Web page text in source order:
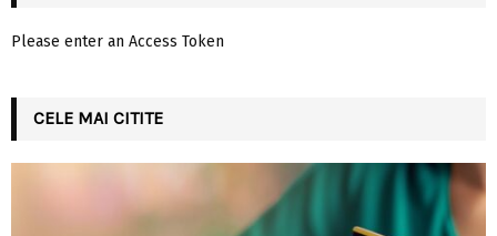
Please enter an Access Token
CELE MAI CITITE